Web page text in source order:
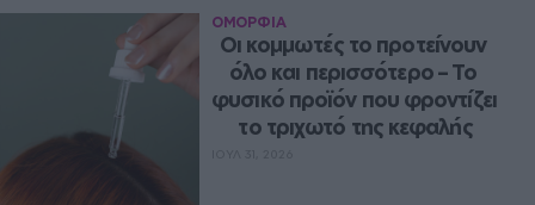
ΟΜΟΡΦΙΑ
Οι κομμωτές το προτείνουν
όλο και περισσότερο – Το
φυσικό προϊόν που φροντίζει
το τριχωτό της κεφαλής